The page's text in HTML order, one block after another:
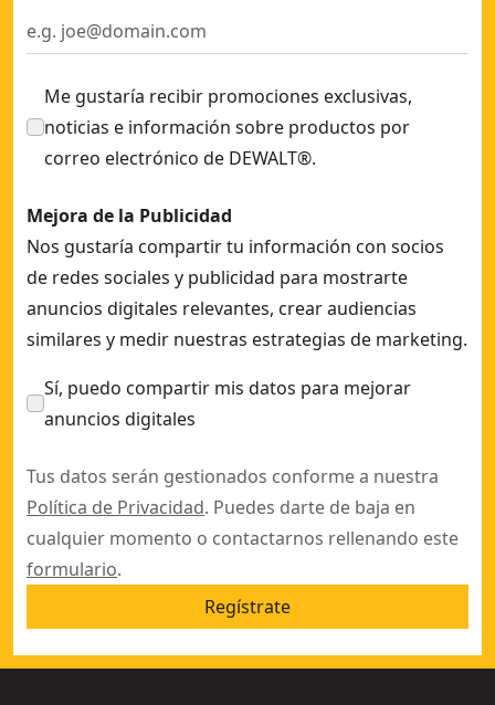
Me gustaría recibir promociones exclusivas,
noticias e información sobre productos por
correo electrónico de DEWALT®.
Mejora de la Publicidad
Nos gustaría compartir tu información con socios
de redes sociales y publicidad para mostrarte
anuncios digitales relevantes, crear audiencias
similares y medir nuestras estrategias de marketing.
Sí, puedo compartir mis datos para mejorar
anuncios digitales
Tus datos serán gestionados conforme a nuestra
Política de Privacidad. Puedes darte de baja en
cualquier momento o contactarnos rellenando este
formulario.
Regístrate